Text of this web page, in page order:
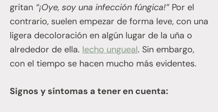
gritan “¡Oye, soy una infección fúngica!” Por el
contrario, suelen empezar de forma leve, con una
ligera decoloración en algún lugar de la uña o
alrededor de ella. lecho ungueal. Sin embargo,
con el tiempo se hacen mucho más evidentes.
Signos y síntomas a tener en cuenta: